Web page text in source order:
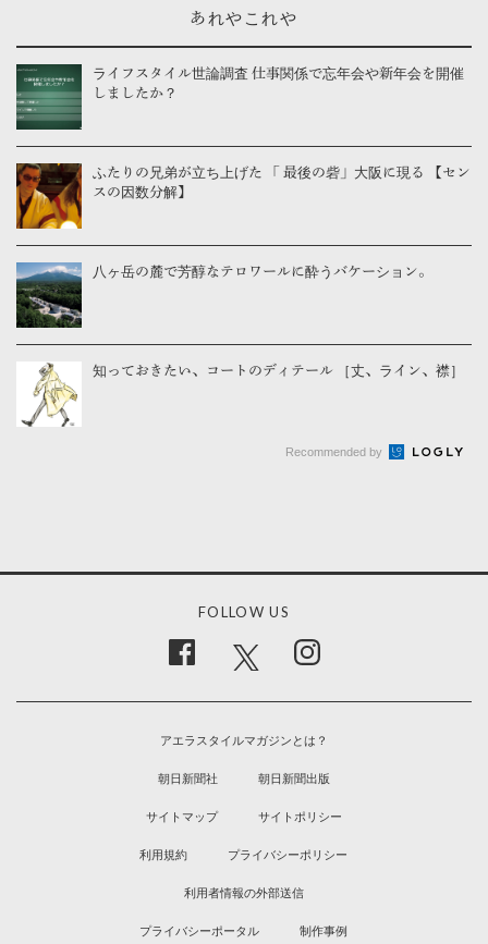
あれやこれや
ライフスタイル世論調査 仕事関係で忘年会や新年会を開催
しましたか？
ふたりの兄弟が立ち上げた 「 最後の砦」大阪に現る 【セン
スの因数分解】
八ヶ岳の麓で芳醇なテロワールに酔うバケーション。
知っておきたい、コートのディテール ［丈、ライン、襟］
Recommended by
FOLLOW US
アエラスタイルマガジンとは？
朝日新聞社 朝日新聞出版
サイトマップ サイトポリシー
利用規約 プライバシーポリシー
利用者情報の外部送信
プライバシーポータル 制作事例